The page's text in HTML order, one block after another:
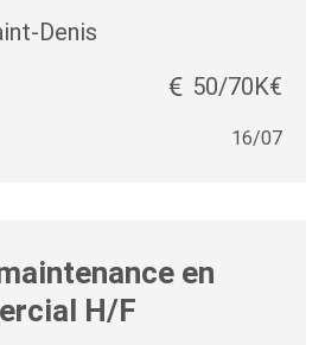
Denis
50/70K€
16/07
en
H/F